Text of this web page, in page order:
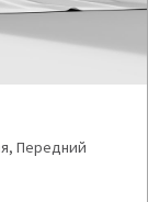
Передний